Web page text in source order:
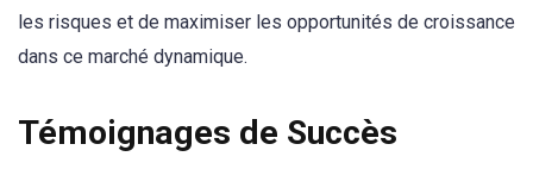
les risques et de maximiser les opportunités de croissance
dans ce marché dynamique.
Témoignages de Succès